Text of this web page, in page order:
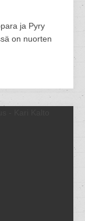
ja Pyry
on nuorten